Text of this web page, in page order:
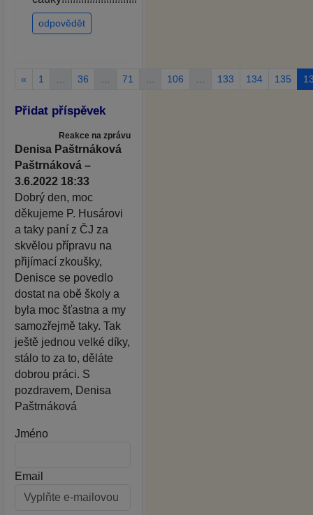
odpovědět
« 1 … 36 … 71 … 106 … 133 134 135
Přidat příspěvek
Reakce na zprávu
Denisa Paštrnáková
Paštrnáková –
3.6.2022 18:33
Dobrý den, moc
děkujeme P. Husárovi
a taky paní z ČJ za
skvělou přípravu na
přijímací zkoušky,
Denisce se povedlo
dostat na obě školy a
byla moc šťastna a my
samozřejmě taky. Tak
ještě jednou velké díky,
stálo to za to, děláte
dobrou práci. S
pozdravem, Denisa
Paštrnáková
Jméno
Email